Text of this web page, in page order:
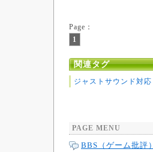
Page：
1
関連タグ
ジャストサウンド対応
PAGE MENU
BBS（ゲーム批評）